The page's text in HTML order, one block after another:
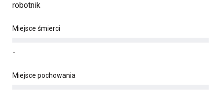
robotnik
Miejsce śmierci
-
Miejsce pochowania